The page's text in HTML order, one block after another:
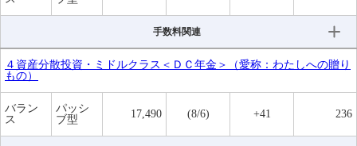
手数料関連
４資産分散投資・ミドルクラス＜ＤＣ年金＞（愛称：わたしへの贈り
もの）
バラン
ス
パッシ
ブ型
17,490 (8/6) +41 236